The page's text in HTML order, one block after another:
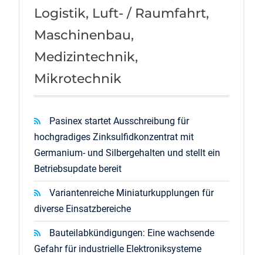
Logistik, Luft- / Raumfahrt,
Maschinenbau,
Medizintechnik,
Mikrotechnik
Pasinex startet Ausschreibung für
hochgradiges Zinksulfidkonzentrat mit
Germanium- und Silbergehalten und stellt ein
Betriebsupdate bereit
Variantenreiche Miniaturkupplungen für
diverse Einsatzbereiche
Bauteilabkündigungen: Eine wachsende
Gefahr für industrielle Elektroniksysteme